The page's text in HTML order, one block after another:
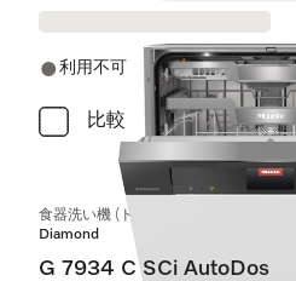
利用不可
比較
食器洗い機 (ドア材取付専用タイプ)
Diamond
G 7934 C SCi AutoDos